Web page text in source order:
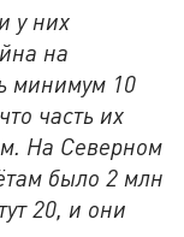
у них
на
минимум 10
часть их
На Северном
было 2 млн
20, и они